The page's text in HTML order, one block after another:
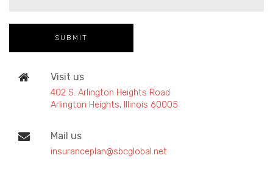
Visit us
402 S. Arlington Heights Road
Arlington Heights, Illinois 60005
Mail us
insuranceplan@sbcglobal.net